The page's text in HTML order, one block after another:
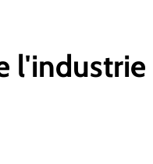
l'industrie